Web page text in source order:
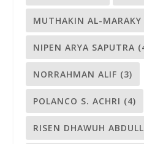
MUTHAKIN AL-MARAKY
NIPEN ARYA SAPUTRA
NORRAHMAN ALIF (3)
POLANCO S. ACHRI (4)
RISEN DHAWUH